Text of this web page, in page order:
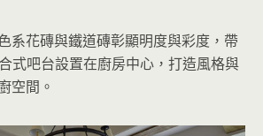
系花磚與鐵道磚彰顯明度與彩度，帶
式吧台設置在廚房中心，打造風格與
空間。